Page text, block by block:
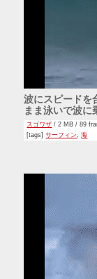
波にスピードを
まま泳いで波に
スゴワザ / 2 MB / 89
[tags]サーフィン,海